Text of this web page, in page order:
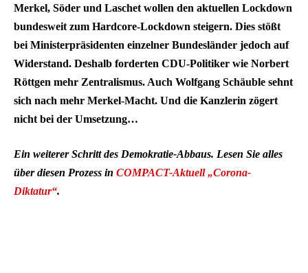
Merkel, Söder und Laschet wollen den aktuellen Lockdown
bundesweit zum Hardcore-Lockdown steigern. Dies stößt
bei Ministerpräsidenten einzelner Bundesländer jedoch auf
Widerstand. Deshalb forderten CDU-Politiker wie Norbert
Röttgen mehr Zentralismus. Auch Wolfgang Schäuble sehnt
sich nach mehr Merkel-Macht. Und die Kanzlerin zögert
nicht bei der Umsetzung…
Ein weiterer Schritt des Demokratie-Abbaus. Lesen Sie alles
über diesen Prozess in COMPACT-Aktuell „Corona-
Diktatur“.